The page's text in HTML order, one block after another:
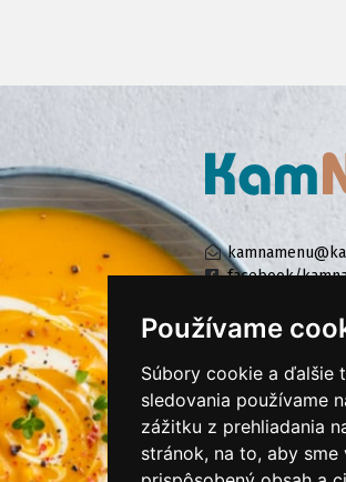
Používame
Súbory cookie a ďalšie
sledovania používame
zážitku z prehliadania
stránok, na to, aby
facebook/
KONTAKTUJTE NÁS
PRIHLÁSIŤ SA DO